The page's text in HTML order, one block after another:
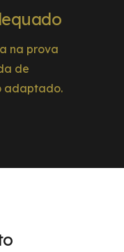
na prova
de
adaptado.